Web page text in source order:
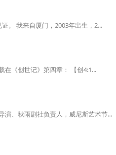
。 我来自厦门，2003年出生，2...
《创世记》第四章： 【创4:1...
演、秋雨剧社负责人，威尼斯艺术节...